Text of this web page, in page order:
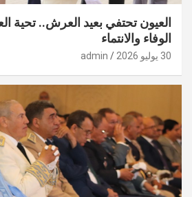
العيون تحتفي بعيد العرش.. تحية
الوفاء والانتماء
30 يوليو 2026 admin